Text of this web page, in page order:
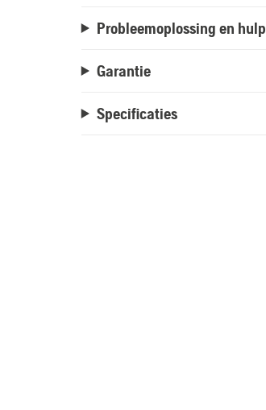
Probleemoplossing en hulp
Garantie
Specificaties